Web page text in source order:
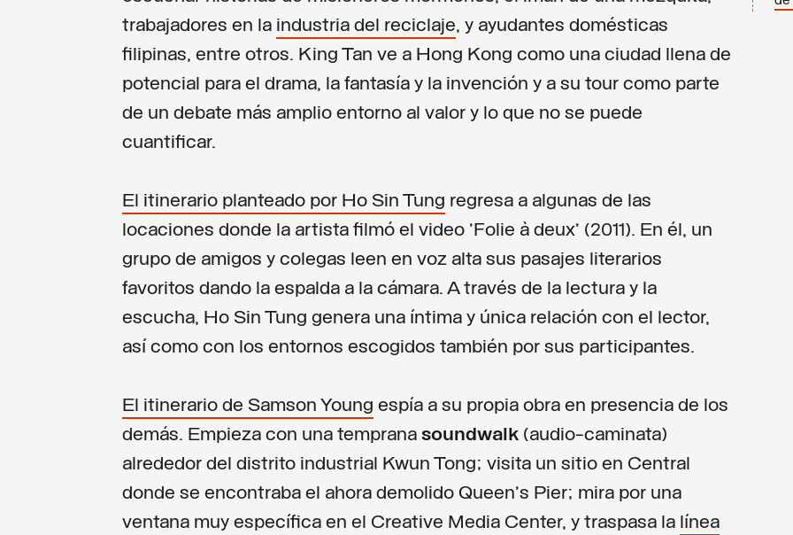
trabajadores en la industria del reciclaje, y ayudantes domésticas
filipinas, entre otros. King Tan ve a Hong Kong como una ciudad llena de
potencial para el drama, la fantasía y la invención y a su tour como parte
de un debate más amplio entorno al valor y lo que no se puede
cuantificar.
El itinerario planteado por Ho Sin Tung regresa a algunas de las
locaciones donde la artista filmó el video 'Folie à deux' (2011). En él, un
grupo de amigos y colegas leen en voz alta sus pasajes literarios
favoritos dando la espalda a la cámara. A través de la lectura y la
escucha, Ho Sin Tung genera una íntima y única relación con el lector,
así como con los entornos escogidos también por sus participantes.
El itinerario de Samson Young espía a su propia obra en presencia de los
demás. Empieza con una temprana soundwalk (audio-caminata)
alrededor del distrito industrial Kwun Tong; visita un sitio en Central
donde se encontraba el ahora demolido Queen's Pier; mira por una
ventana muy específica en el Creative Media Center, y traspasa la línea